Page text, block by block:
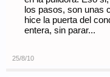
los pasos, son unas
hice la puerta del
entera, sin parar...
25/8/10